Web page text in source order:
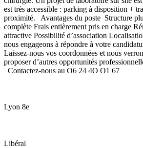
est très accessible : parking à disposition +
proximité. Avantages du poste Structure
complète Frais entièrement pris en charge
attractive Possibilité d’association
nous engageons à répondre à votre
Laissez-nous vos coordonnées et nous
proposer d’autres opportunités
Contactez-nous au O6 24 4O O1 67
Lyon 8e
Libéral